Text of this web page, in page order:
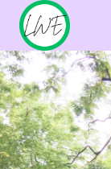
を
ス
キ
ッ
プ